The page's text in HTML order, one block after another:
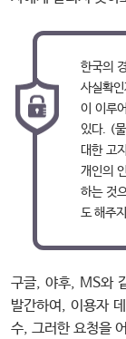
한국의
사실확
이 이루
있다. (
대한 고
개인의
하는 것
도 해주
구글, 야후, MS와
발간하여, 이용자
수, 그러한 요청을